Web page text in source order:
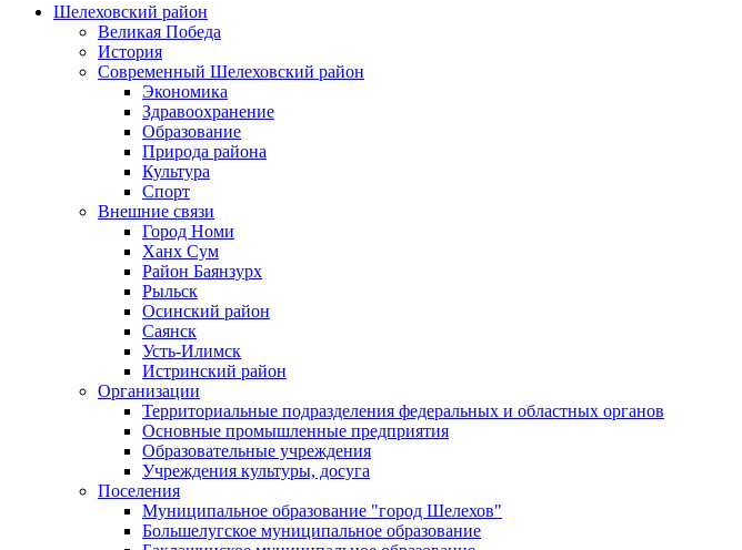
Шелеховский район
Великая Победа
История
Современный Шелеховский район
Экономика
Здравоохранение
Образование
Природа района
Культура
Спорт
Внешние связи
Город Номи
Ханх Сум
Район Баянзурх
Рыльск
Осинский район
Саянск
Усть-Илимск
Истринский район
Организации
Территориальные подразделения федеральных и областных органов
Основные промышленные предприятия
Образовательные учреждения
Учреждения культуры, досуга
Поселения
Муниципальное образование "город Шелехов"
Большелугское муниципальное образование